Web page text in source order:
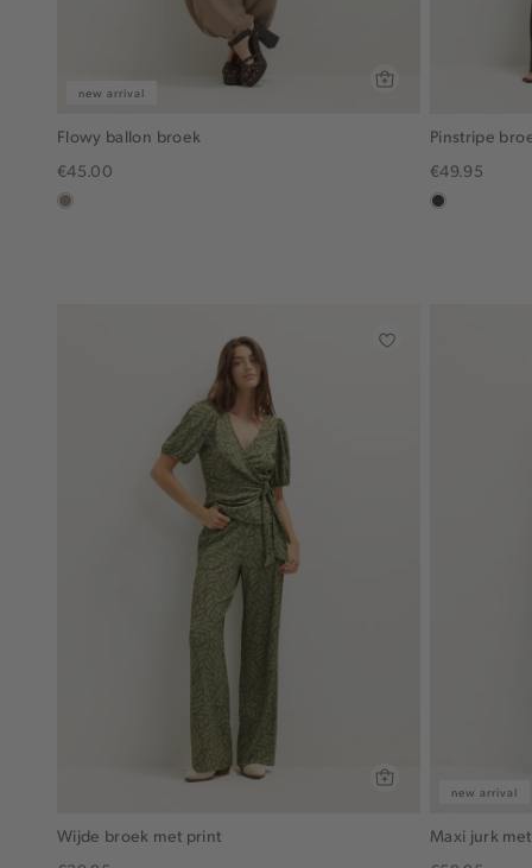
new arrival
Flowy ballon broek
€45.00
taupe,
Pinstripe
€49.95
choco
Wijde broek met print
new arrival
Maxi jurk